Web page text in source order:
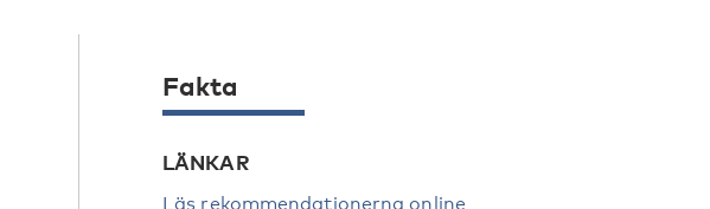
Fakta
LÄNKAR
Läs rekommendationerna online